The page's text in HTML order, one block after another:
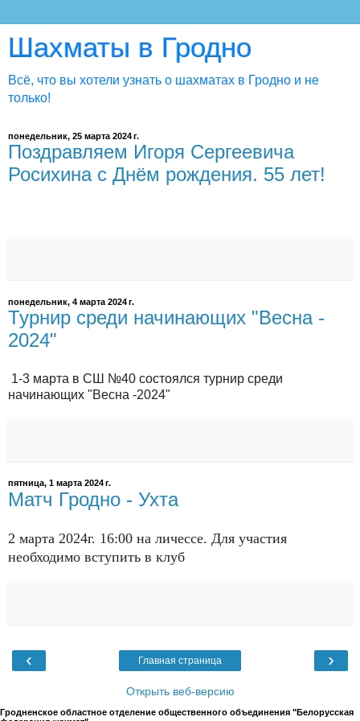
Шахматы в Гродно
Всё, что вы хотели узнать о шахматах в Гродно и не
только!
понедельник, 25 марта 2024 г.
Поздравляем Игоря Сергеевича
Росихина c Днём рождения. 55 лет!
понедельник, 4 марта 2024 г.
Турнир среди начинающих "Весна -
2024"
1-3 марта в СШ №40 состоялся турнир среди
начинающих "Весна -2024"
пятница, 1 марта 2024 г.
Матч Гродно - Ухта
2 марта 2024г. 16:00 на личессе. Для участия
необходимо вступить в клуб
‹ ›
Главная страница
Открыть веб-версию
Гродненское областное отделение общественного объединения "Белорусская